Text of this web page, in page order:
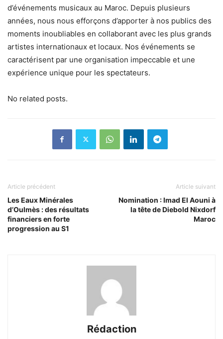
d’événements musicaux au Maroc. Depuis plusieurs
années, nous nous efforçons d’apporter à nos publics des
moments inoubliables en collaborant avec les plus grands
artistes internationaux et locaux. Nos événements se
caractérisent par une organisation impeccable et une
expérience unique pour les spectateurs.
No related posts.
Article précédent
Les Eaux Minérales
d’Oulmès : des résultats
financiers en forte
progression au S1
Article suivant
Nomination : Imad El Aouni à
la tête de Diebold Nixdorf
Maroc
Rédaction